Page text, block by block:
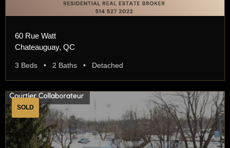
60 Rue Watt
Chateauguay, QC
3 Beds • 2 Baths • Detached
SOLD